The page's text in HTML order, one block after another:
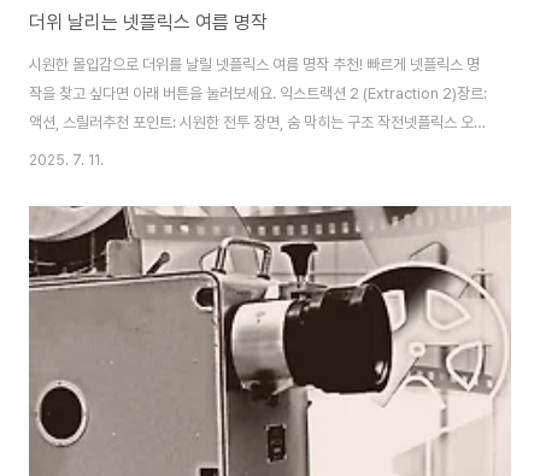
더위 날리는 넷플릭스 여름 명작
시원한 몰입감으로 더위를 날릴 넷플릭스 여름 명작 추천! 빠르게 넷플릭스 명
작을 찾고 싶다면 아래 버튼을 눌러보세요. 익스트랙션 2 (Extraction 2)장르:
액션, 스릴러추천 포인트: 시원한 전투 장면, 숨 막히는 구조 작전넷플릭스 오리
지널 액션 영화로, 1편보다 스케일과 몰입도가 훨씬 강력합니다. 어두운 밤, 선
미첼 가족과 기계 전쟁장르: 코미디, 애니메이션, 가족추천 포인트: 유쾌한 가족
여행 + 감동 코드여름방학에 온 가족이 함께 보기 딱 좋은 작품입니다. 기계와
의 전쟁 속에서도 가족의 힘을 보여주는 따뜻하고 유쾌한 이야기로, 여름 휴식
에 안성맞춤이에요. 어바웃 타임 (About Time)장르: 판타지, 로맨스추천 ..
2025. 7. 11.